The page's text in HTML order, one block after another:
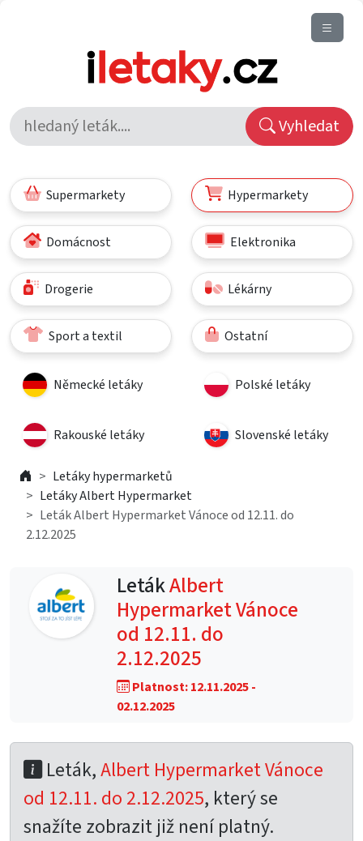
Vyhledat
Supermarkety Hypermarkety
Domácnost Elektronika
Drogerie Lékárny
Sport a textil Ostatní
Německé letáky Polské letáky
Rakouské letáky Slovenské letáky
Letáky hypermarketů
Letáky Albert Hypermarket
Leták Albert Hypermarket Vánoce od 12.11. do
2.12.2025
LetákAlbert
Hypermarket Vánoce
od 12.11. do
2.12.2025
Platnost: 12.11.2025 -
02.12.2025
Leták,Albert Hypermarket Vánoce
od 12.11. do 2.12.2025, který se
snažíte zobrazit již není platný.